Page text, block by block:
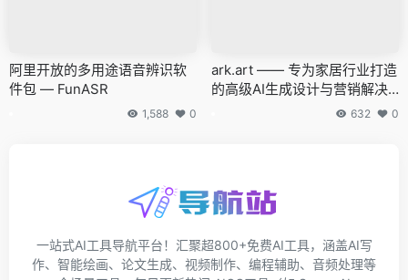
阿里开放的多用途语音辨识软
件包 — FunASR
1,588 0
ark.art —— 专为家居行业打造
的高级AI生成设计与营销解决
632 0
一站式AI工具导航平台！汇聚超800+免费AI工具，涵盖AI写
作、智能绘画、论文生成、视频制作、编程辅助、音频处理等